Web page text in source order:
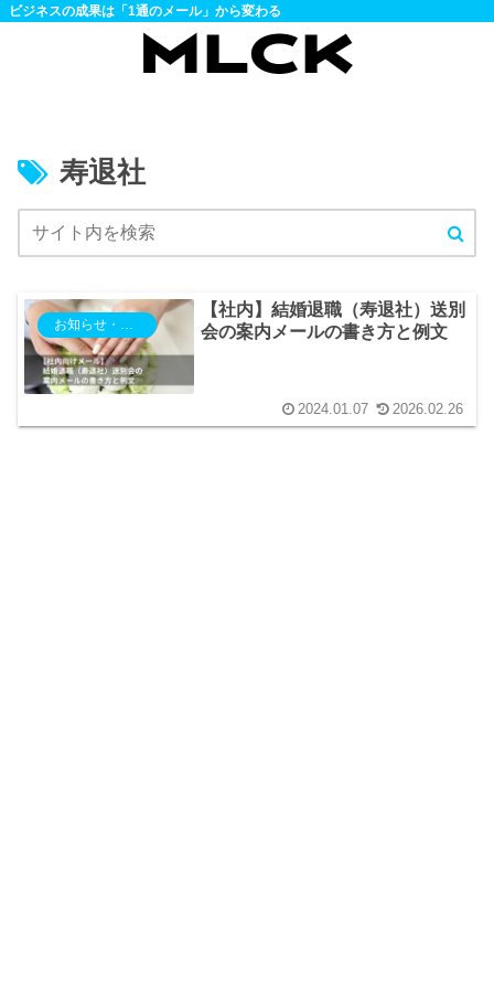
ビジネスの成果は「1通のメール」から変わる
寿退社
お知らせ・通知・案内・社内通達
【社内】結婚退職（寿退社）送別
会の案内メールの書き方と例文
2024.01.07 2026.02.26